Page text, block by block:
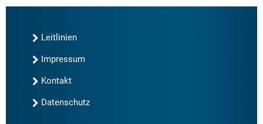
Leitlinien
Impressum
Kontakt
Datenschutz